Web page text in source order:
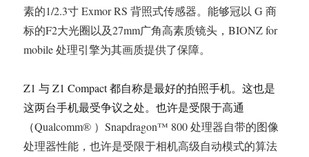
素的1/2.3寸 Exmor RS 背照式传感器。能够冠以 G 商
标的F2大光圈以及27mm广角高素质镜头，BIONZ for
mobile 处理引擎为其画质提供了保障。
Z1 与 Z1 Compact 都自称是最好的拍照手机。这也是
这两台手机最受争议之处。也许是受限于高通
（Qualcomm® ）Snapdragon™ 800 处理器自带的图像
处理器性能，也许是受限于相机高级自动模式的算法